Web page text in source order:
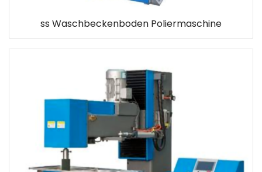
ss Waschbeckenboden Poliermaschine